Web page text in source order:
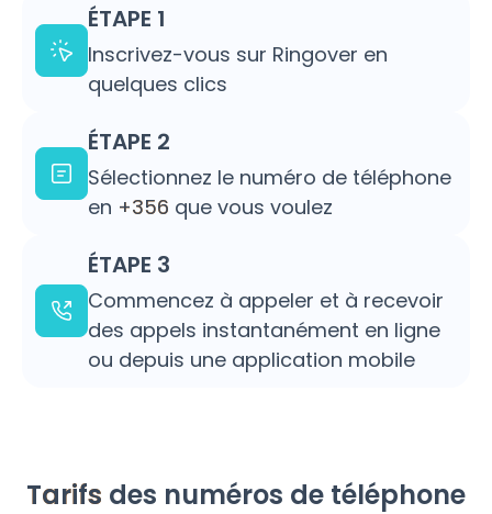
ÉTAPE 1
Inscrivez-vous sur Ringover en
quelques clics
ÉTAPE 2
Sélectionnez le numéro de téléphone
en +356 que vous voulez
ÉTAPE 3
Commencez à appeler et à recevoir
des appels instantanément en ligne
ou depuis une application mobile
Tarifs des numéros de téléphone